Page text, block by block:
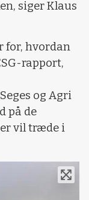
siger Klaus
for, hvordan
rapport,
og Agri
på de
vil træde i